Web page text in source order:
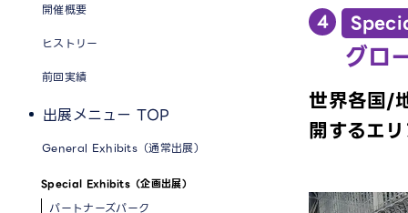
開催概要
ヒストリー
前回実績
出展メニュー TOP
General Exhibits（通常出展）
Special Exhibits（企画出展）
パートナーズパーク
4
グロ
世界各国/
開するエ